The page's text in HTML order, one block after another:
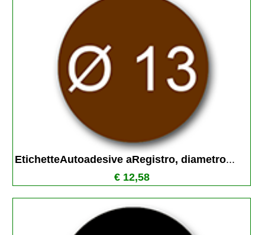
EtichetteAutoadesive aRegistro, diametro...
€ 12,58